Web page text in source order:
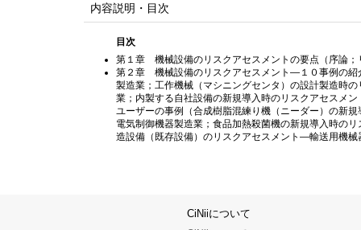
内容説明・目次
目次
第１章 機械設備のリスクアセスメントの要点（序論
第２章 機械設備のリスクアセスメント—１０事例の紹
製造業；工作機械（マシニングセンタ）の設計製造時
業；内製する自社設備の新規導入時のリスクアセスメ
ユーザーの事例（合成樹脂混練り機（ニーダー）の新
電気制御機器製造業；食品加熱殺菌機の新規導入時の
造設備（既存設備）のリスクアセスメント—輸送用機
CiNiiについて